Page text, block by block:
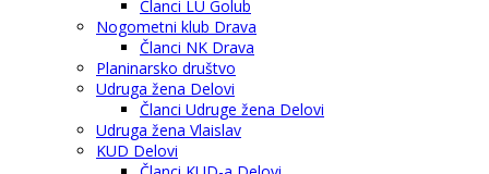
Članci LU Golub
Nogometni klub Drava
Članci NK Drava
Planinarsko društvo
Udruga žena Delovi
Članci Udruge žena Delovi
Udruga žena Vlaislav
KUD Delovi